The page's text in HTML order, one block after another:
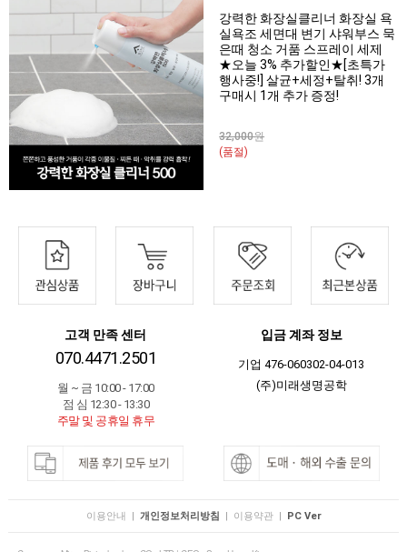
강력한 화장실클리너 화장실 욕
실욕조 세면대 변기 샤워부스 묵
은때 청소 거품 스프레이 세제
★오늘 3% 추가할인★[초특가
행사중!] 살균+세정+탈취! 3개
구매시 1개 추가 증정!
32,000원
(품절)
고객 만족 센터
070.4471.2501
월 ~ 금 10:00 - 17:00
점 심 12:30 - 13:30
주말 및 공휴일 휴무
입금 계좌 정보
기업 476-060302-04-013
(주)미래생명공학
이용안내 개인정보처리방침 이용약관 PC Ver